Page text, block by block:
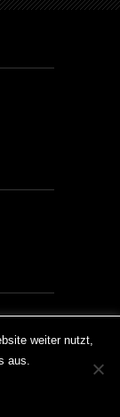
We'll
if you wish.
weiter nutzt,
aus.